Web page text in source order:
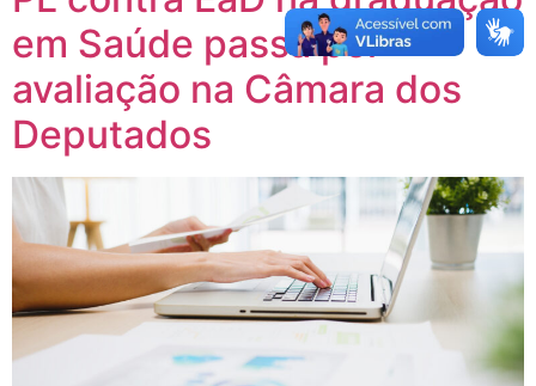
em Saúde passa por
avaliação na Câmara dos
Deputados